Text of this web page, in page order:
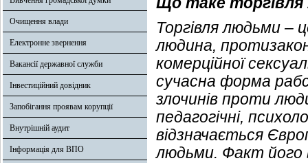
Очищення влади
Електронне звернення
Вакансії державної служби
Інвестиційний довідник
Запобігання проявам корупції
Внутрішній аудит
Інформація для ВПО
Торгівля людьми –
людина,
комерційної
сучасна форма
злочинів проти
педагогічні,
відзначається
людьми. Факт його